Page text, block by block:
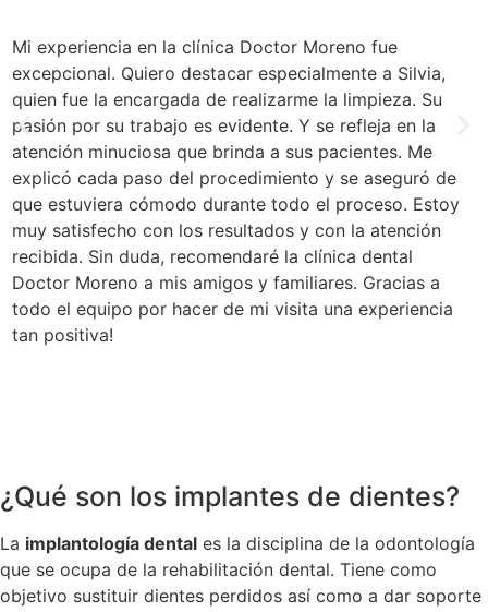
Mi experiencia en la clínica Doctor Moreno fue
excepcional. Quiero destacar especialmente a Silvia,
quien fue la encargada de realizarme la limpieza. Su
pasión por su trabajo es evidente. Y se refleja en la
atención minuciosa que brinda a sus pacientes. Me
explicó cada paso del procedimiento y se aseguró de
que estuviera cómodo durante todo el proceso. Estoy
muy satisfecho con los resultados y con la atención
recibida. Sin duda, recomendaré la clínica dental
Doctor Moreno a mis amigos y familiares. Gracias a
todo el equipo por hacer de mi visita una experiencia
tan positiva!
¿Qué son los implantes de dientes?
La implantología dental es la disciplina de la odontología
que se ocupa de la rehabilitación dental. Tiene como
objetivo sustituir dientes perdidos así como a dar soporte